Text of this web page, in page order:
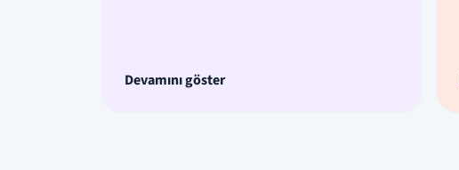
Devamını göster